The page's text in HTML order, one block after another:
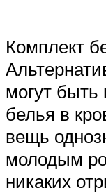
Комплект
могут быть
белья в
вещь
молодым
никаких